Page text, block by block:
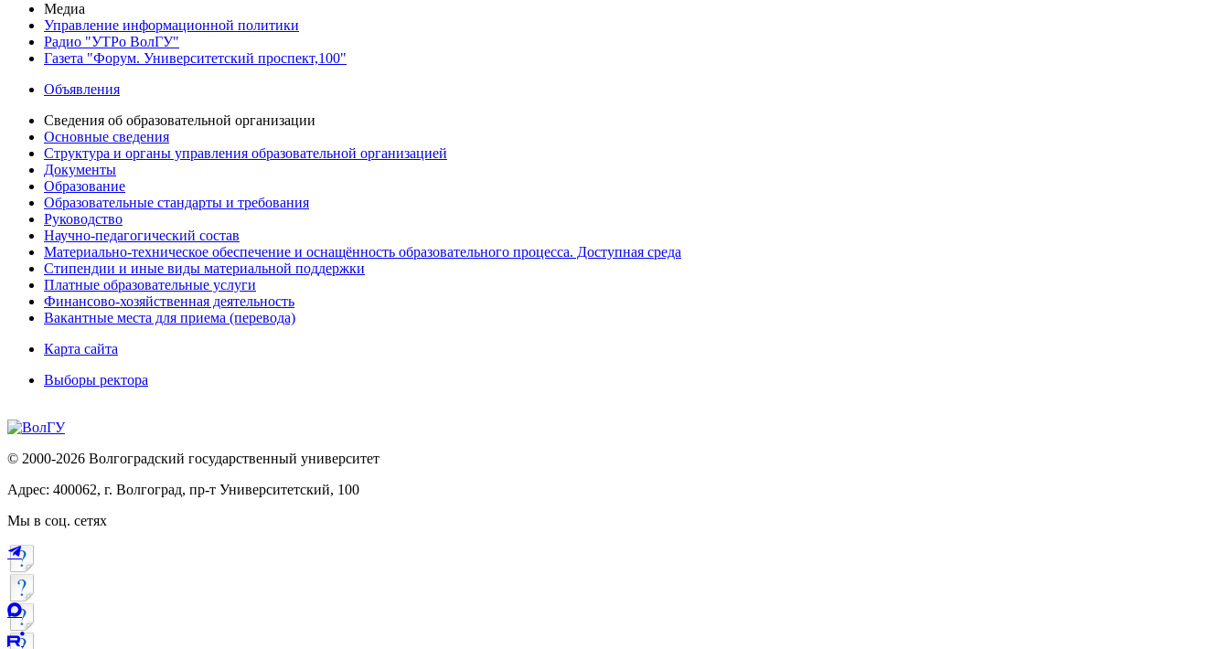
Медиа
Управление информационной политики
Радио "УТРо ВолГУ"
Газета "Форум. Университетский проспект,100"
Объявления
Сведения об образовательной организации
Основные сведения
Структура и органы управления образовательной организацией
Документы
Образование
Образовательные стандарты и требования
Руководство
Научно-педагогический состав
Материально-техническое обеспечение и оснащённость образовательного процесса. Доступная среда
Стипендии и иные виды материальной поддержки
Платные образовательные услуги
Финансово-хозяйственная деятельность
Вакантные места для приема (перевода)
Карта сайта
Выборы ректора
© 2000-2026 Волгоградский государственный университет
Адрес: 400062, г. Волгоград, пр-т Университетский, 100
Мы в соц. сетях